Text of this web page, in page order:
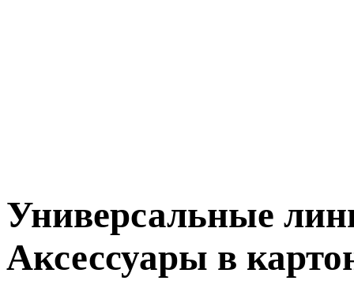
Универсальные
Аксессуары в